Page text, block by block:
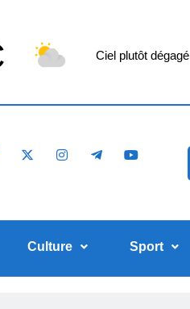
Ciel plutôt dégagé
Culture Sport